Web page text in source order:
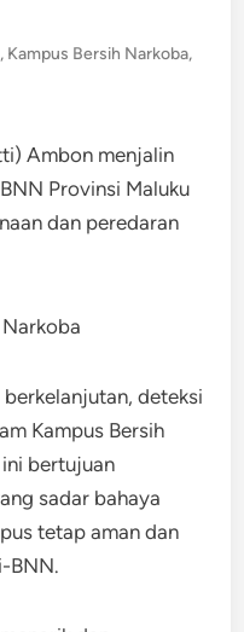
, Kampus Bersih Narkoba,
Ambon menjalin
Provinsi Maluku
dan peredaran
deteksi
Kampus Bersih
bertujuan
sadar bahaya
tetap aman dan
BNN.